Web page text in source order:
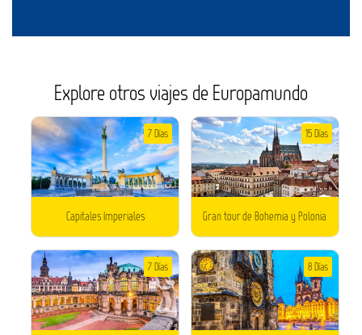
Explore otros viajes de Europamundo
Capitales Imperiales
7 Días
Gran tour de Bohemia y Polonia
15 Días
7 Días 8 Días